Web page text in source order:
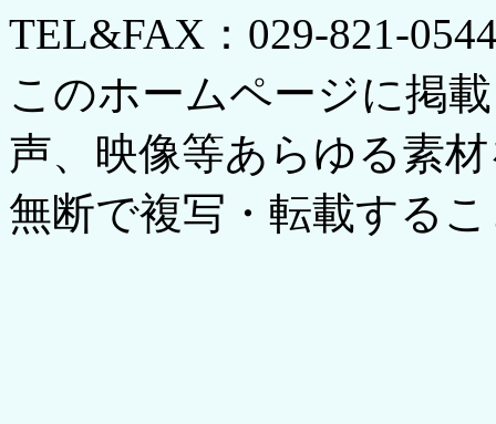
TEL&FAX：029-821-
このホームページに掲
声、映像等あらゆる素
無断で複写・転載する